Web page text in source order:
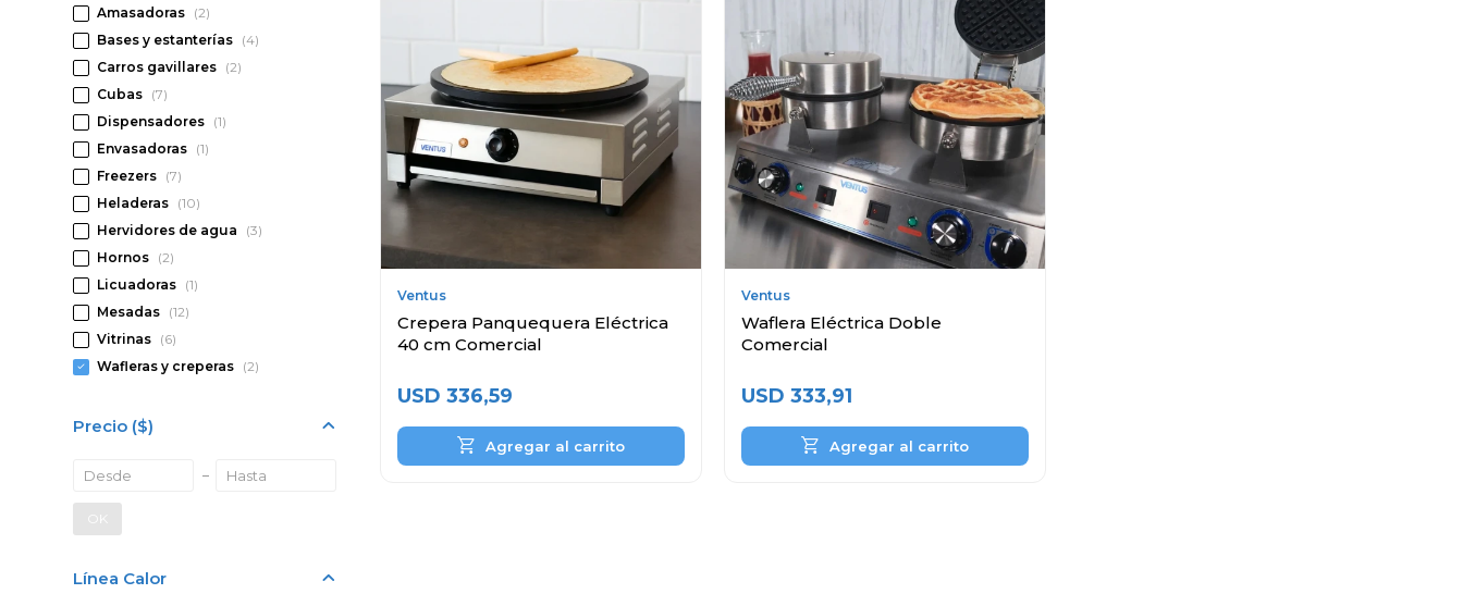
Ventus
Crepera Panquequera Eléctrica
40 cm Comercial
USD 336,59
Ventus
Waflera Eléctrica Doble
Comercial
USD 333,91
Amasadoras (2)
Bases y estanterías (4)
Carros gavillares (2)
Cubas (7)
Dispensadores (1)
Envasadoras (1)
Freezers (7)
Heladeras (10)
Hervidores de agua
(3)
Hornos (2)
Licuadoras (1)
Mesadas (12)
Vitrinas (6)
Wafleras y creperas (2)
Precio ($)
OK
Línea Calor